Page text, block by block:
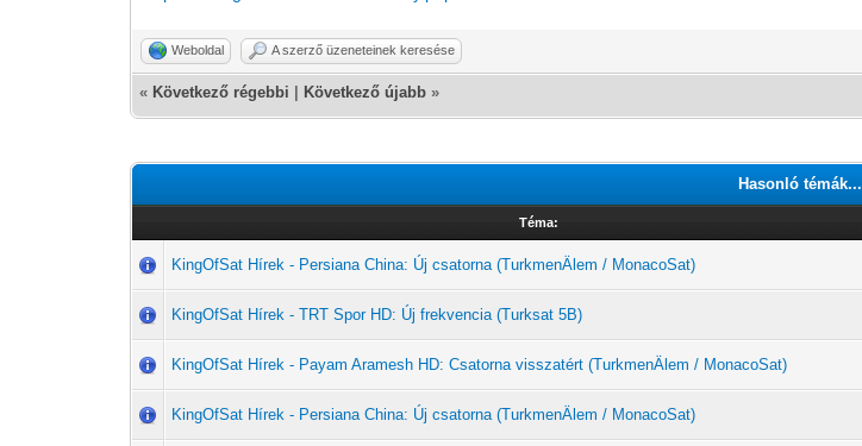
Weboldal A szerző üzeneteinek keresése
« Következő régebbi Következő újabb »
Hasonló témák...
Téma:
KingOfSat Hírek - Persiana China: Új csatorna (TurkmenÄlem / MonacoSat)
KingOfSat Hírek - TRT Spor HD: Új frekvencia (Turksat 5B)
KingOfSat Hírek - Payam Aramesh HD: Csatorna visszatért (TurkmenÄlem / MonacoSat)
KingOfSat Hírek - Persiana China: Új csatorna (TurkmenÄlem / MonacoSat)